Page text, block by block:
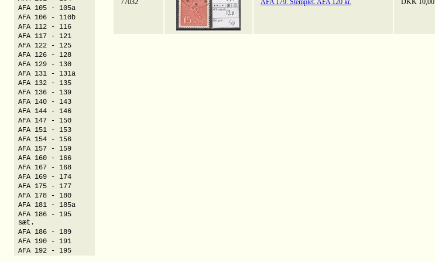
77032 AFA 179. Stemplet. AFA 120 kr. DKK 10,00
AFA 105 - 105a
AFA 106 - 110b
AFA 112 - 116
AFA 117 - 121
AFA 122 - 125
AFA 126 - 128
AFA 129 - 130
AFA 131 - 131a
AFA 132 - 135
AFA 136 - 139
AFA 140 - 143
AFA 144 - 146
AFA 147 - 150
AFA 151 - 153
AFA 154 - 156
AFA 157 - 159
AFA 160 - 166
AFA 167 - 168
AFA 169 - 174
AFA 175 - 177
AFA 178 - 180
AFA 181 - 185a
AFA 186 - 195
sæt.
AFA 186 - 189
AFA 190 - 191
AFA 192 - 195